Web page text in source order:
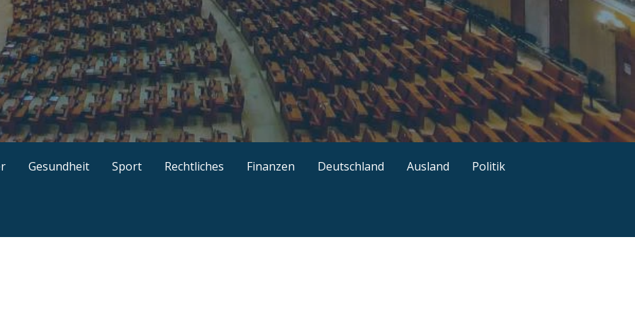
gut recherchierte Ratgeber, interessante Guides und nützliche Tipps
Gesundheit Sport Rechtliches Finanzen Deutschland Ausland Politik